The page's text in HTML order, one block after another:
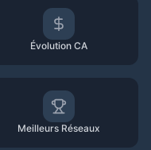
Évolution CA
Meilleurs Réseaux